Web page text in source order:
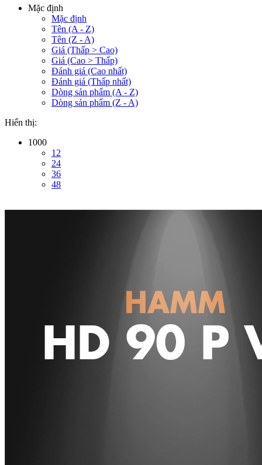
Mặc định
Mặc định
Tên (A - Z)
Tên (Z - A)
Giá (Thấp > Cao)
Giá (Cao > Thấp)
Đánh giá (Cao nhất)
Đánh giá (Thấp nhất)
Dòng sản phẩm (A - Z)
Dòng sản phẩm (Z - A)
Hiển thị:
1000
12
24
36
48